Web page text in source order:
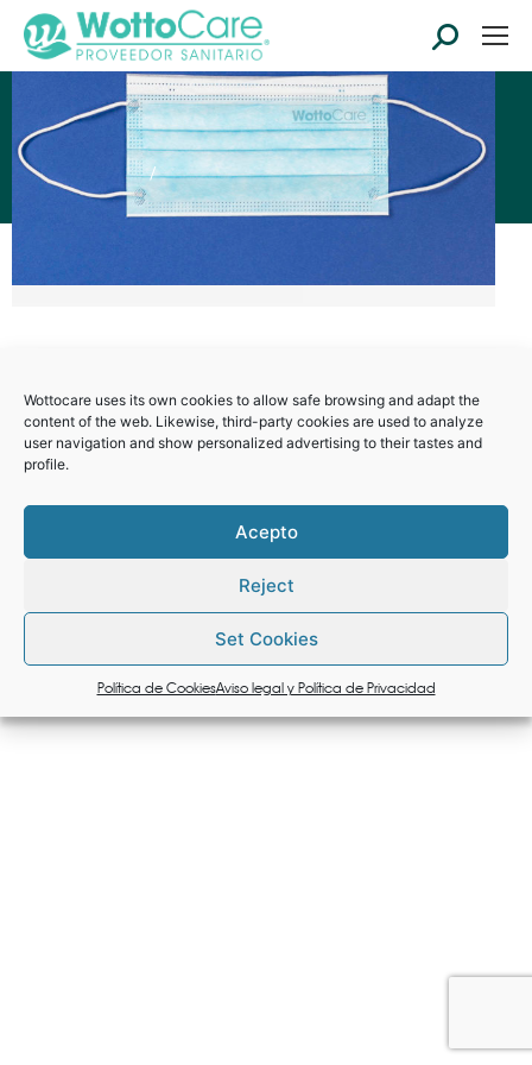
Wottocare uses its own cookies to allow safe browsing and adapt the
content of the web. Likewise, third-party cookies are used to analyze
user navigation and show personalized advertising to their tastes and
profile.
Acepto
Reject
Set Cookies
Política de CookiesAviso legal y Política de Privacidad
Search:
Tag Archives:mascarilla FFP2
You are here:
Home Entries tagged with "mascarilla FFP2"
Blog ByBeatriz 18 Fevereiro 2021
As máscaras faciais tornaram-se parte da nossa
nunca vista desde a gripe espanhola de 1918,
provocou um boom no fornecimento de
máscaras faciais, disponíveis numa vasta gama
de desenhos, materiais e fabricantes. Quais
são…